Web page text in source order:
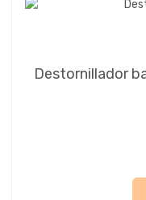
Destornillador